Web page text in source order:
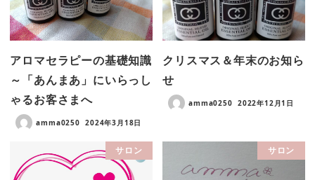
アロマセラピーの基礎知識
～「あんまあ」にいらっし
ゃるお客さまへ
amma0250 2024年3月18日
クリスマス＆年末のお知ら
せ
amma0250 2022年12月1日
サロン サロン